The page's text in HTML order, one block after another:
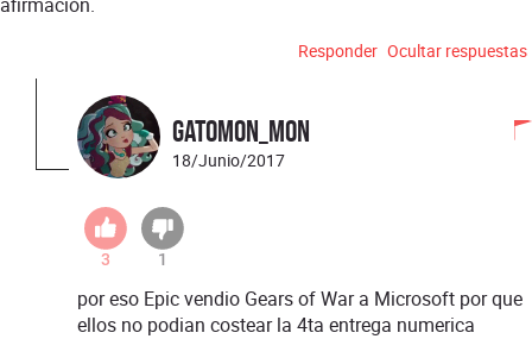
Responder Ocultar respuestas
Gatomon_Mon
18/Junio/2017
3 1
por eso Epic vendio Gears of War a Microsoft por que
ellos no podian costear la 4ta entrega numerica